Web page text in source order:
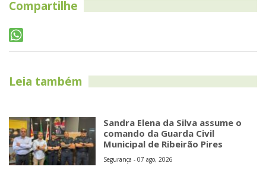
Compartilhe
Leia também
Sandra Elena da Silva assume o
comando da Guarda Civil
Municipal de Ribeirão Pires
Segurança - 07 ago, 2026